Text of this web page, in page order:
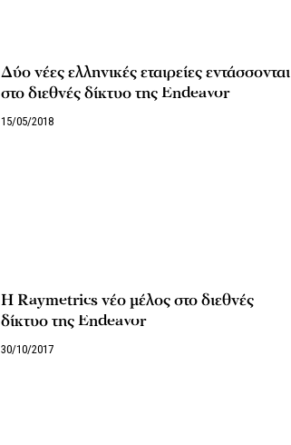
Δύο νέες ελληνικές εταιρείες εντάσσονται
στο διεθνές δίκτυο της Endeavor
15/05/2018
H Raymetrics νέο μέλος στο διεθνές
δίκτυο της Endeavor
30/10/2017